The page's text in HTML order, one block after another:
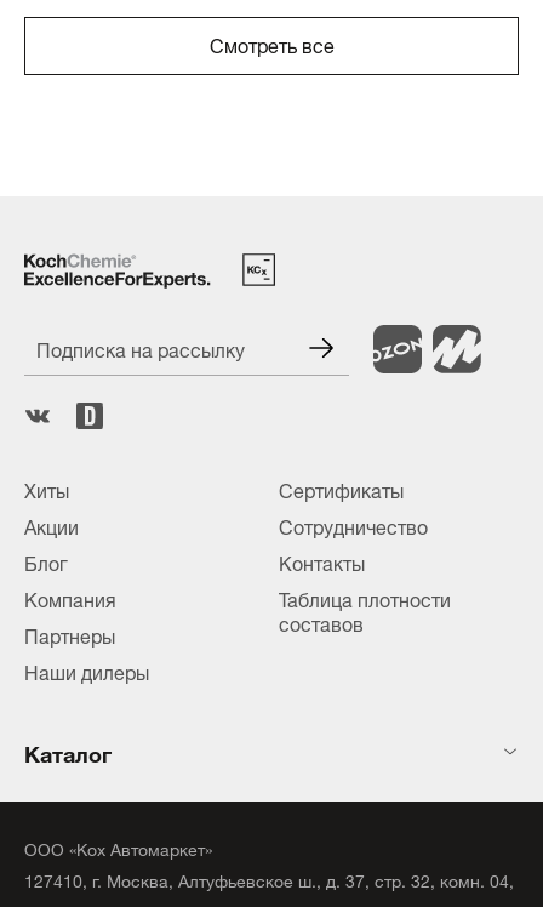
Смотреть все
Подписка на рассылку
Хиты
Акции
Блог
Компания
Партнеры
Наши дилеры
Сертификаты
Сотрудничество
Контакты
Таблица плотности
составов
Каталог
ООО «Кох Автомаркет»
127410, г. Москва, Алтуфьевское ш., д. 37, стр. 32, комн. 04,